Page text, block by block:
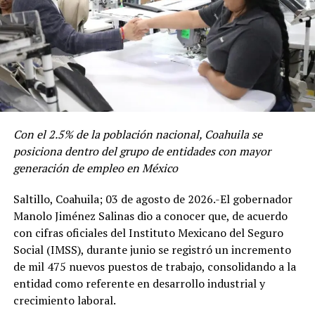
CERTIFICARÁ COMPETENCIAS Y HABILIDADES DE
SERVIDORES PÚBLICOS
DON'T MISS
COAHUILA ACTIVA PLAN DE RESPUESTA INVERNAL 2025-
2026
El Gobernador felicitó a la Fiscalía General del Estado y
a la Policía Estatal que llevaron a cabo su Conferencia
Estatal de Seguridad y Procuración de Justicia, donde
Montañez, trabajan en el análisis de la estrategia de los
principales indicadores.
Resaltó la inversión en cuarteles tanto para la Policía
Estatal como el Ejército, los arcos de seguridad, el
reforzamiento del Sistema Estatal de Videovigilancia,
unidades tácticas y otras herramientas que permiten ser
Con el 2.5% de la población nacional, Coahuila se
posiciona dentro del grupo de entidades con mayor
generación de empleo en México
Saltillo, Coahuila; 03 de agosto de 2026.-El gobernador
Manolo Jiménez Salinas dio a conocer que, de acuerdo
con cifras oficiales del Instituto Mexicano del Seguro
Social (IMSS), durante junio se registró un incremento
de mil 475 nuevos puestos de trabajo, consolidando a la
entidad como referente en desarrollo industrial y
crecimiento laboral.